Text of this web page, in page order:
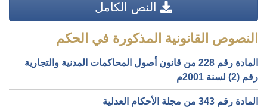
النص الكامل
النصوص القانونية المذكورة في الحكم
المادة رقم 228 من قانون أصول المحاكمات المدنية والتجارية
رقم (2) لسنة 2001م
المادة رقم 343 من مجلة الأحكام العدلية